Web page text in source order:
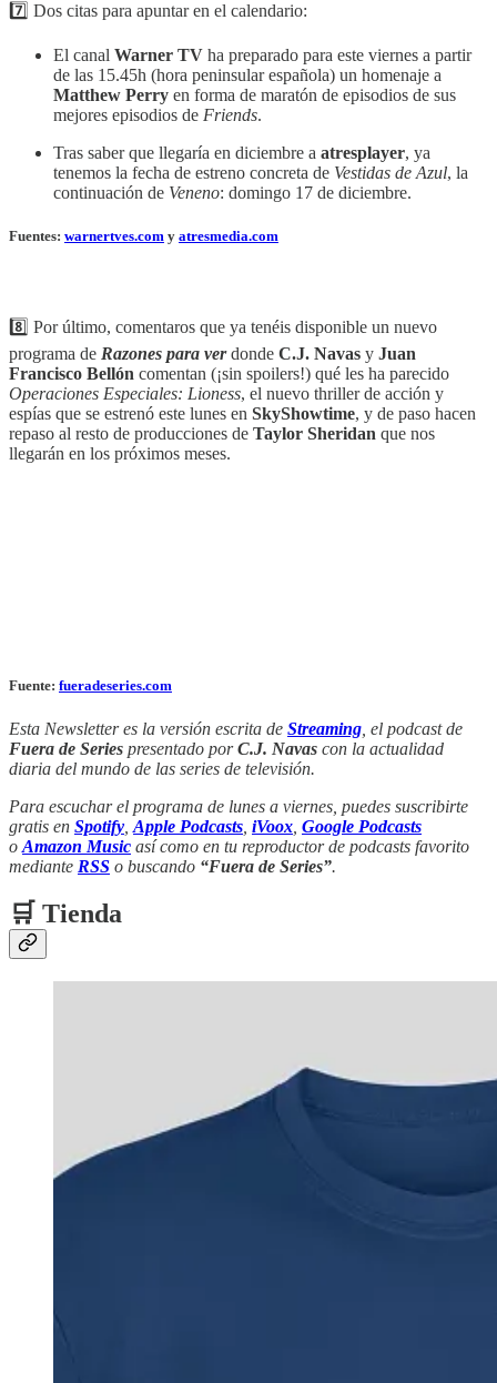
7️⃣ Dos citas para apuntar en el calendario:
El canal Warner TV ha preparado para este viernes a partir
de las 15.45h (hora peninsular española) un homenaje a
Matthew Perry en forma de maratón de episodios de sus
mejores episodios de Friends.
Tras saber que llegaría en diciembre a atresplayer, ya
tenemos la fecha de estreno concreta de Vestidas de Azul, la
continuación de Veneno: domingo 17 de diciembre.
Fuentes: warnertves.com y atresmedia.com
8️⃣ Por último, comentaros que ya tenéis disponible un nuevo
programa de Razones para verdonde C.J. Navas y Juan
Francisco Bellón comentan (¡sin spoilers!) qué les ha parecido
Operaciones Especiales: Lioness, el nuevo thriller de acción y
espías que se estrenó este lunes en SkyShowtime, y de paso hacen
repaso al resto de producciones de Taylor Sheridan que nos
llegarán en los próximos meses.
Fuente: fueradeseries.com
Esta Newsletter es la versión escrita de Streaming, el podcast de
Fuera de Series presentado porC.J. Navas con la actualidad
diaria del mundo de las series de televisión.
Para escuchar el programa de lunes a viernes, puedes suscribirte
gratis en Spotify,Apple Podcasts, iVoox, Google Podcasts
oAmazon Music así como en tu reproductor de podcasts favorito
mediante RSS o buscando “Fuera de Series”.
🛒 Tienda